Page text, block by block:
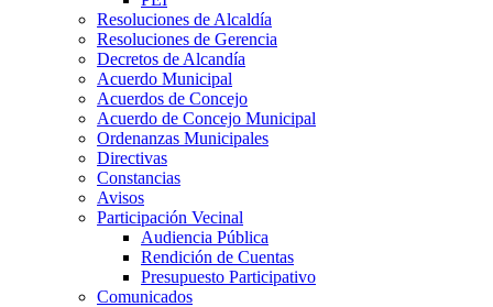
Resoluciones de Alcaldía
Resoluciones de Gerencia
Decretos de Alcandía
Acuerdo Municipal
Acuerdos de Concejo
Acuerdo de Concejo Municipal
Ordenanzas Municipales
Directivas
Constancias
Avisos
Participación Vecinal
Audiencia Pública
Rendición de Cuentas
Presupuesto Participativo
Comunicados